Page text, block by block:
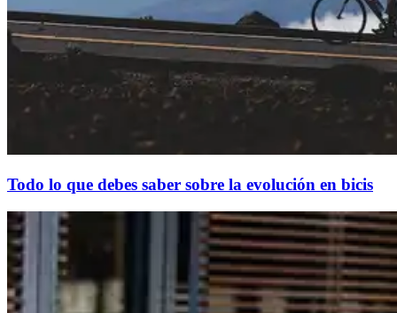
Todo lo que debes saber sobre la evolución en bicis